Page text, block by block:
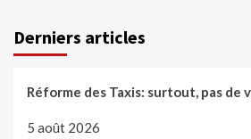
Derniers articles
Réforme des Taxis: surtout, pas de
5 août 2026